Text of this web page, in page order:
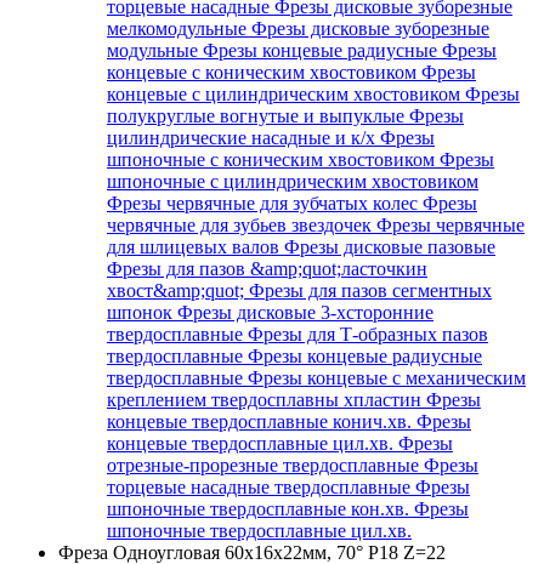
торцевые насадные Фрезы дисковые зуборезные
мелкомодульные Фрезы дисковые зуборезные
модульные Фрезы концевые радиусные Фрезы
концевые с коническим хвостовиком Фрезы
концевые с цилиндрическим хвостовиком Фрезы
полукруглые вогнутые и выпуклые Фрезы
цилиндрические насадные и к/х Фрезы
шпоночные с коническим хвостовиком Фрезы
шпоночные с цилиндрическим хвостовиком
Фрезы червячные для зубчатых колес Фрезы
червячные для зубьев звездочек Фрезы червячные
для шлицевых валов Фрезы дисковые пазовые
Фрезы для пазов &amp;quot;ласточкин
хвост&amp;quot; Фрезы для пазов сегментных
шпонок Фрезы дисковые 3-хсторонние
твердосплавные Фрезы для Т-образных пазов
твердосплавные Фрезы концевые радиусные
твердосплавные Фрезы концевые с механическим
креплением твердосплавны хпластин Фрезы
концевые твердосплавные конич.хв. Фрезы
концевые твердосплавные цил.хв. Фрезы
отрезные-прорезные твердосплавные Фрезы
торцевые насадные твердосплавные Фрезы
шпоночные твердосплавные кон.хв. Фрезы
шпоночные твердосплавные цил.хв.
Фреза Одноугловая 60х16х22мм, 70° Р18 Z=22